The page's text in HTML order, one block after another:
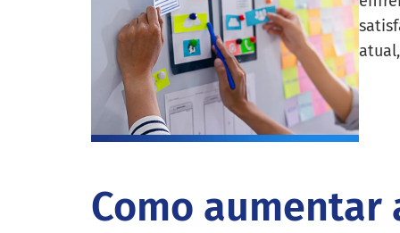
Como aumentar